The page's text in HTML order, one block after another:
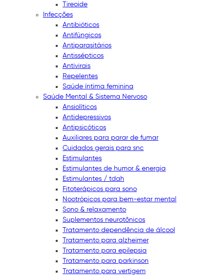
Tireoide
Infecções
Antibióticos
Antifúngicos
Antiparasitários
Antissépticos
Antivirais
Repelentes
Saúde íntima feminina
Saúde Mental & Sistema Nervoso
Ansiolíticos
Antidepressivos
Antipsicóticos
Auxiliares para parar de fumar
Cuidados gerais para snc
Estimulantes
Estimulantes de humor & energia
Estimulantes / tdah
Fitoterápicos para sono
Nootrópicos para bem-estar mental
Sono & relaxamento
Suplementos neurotônicos
Tratamento dependência de álcool
Tratamento para alzheimer
Tratamento para epilepsia
Tratamento para parkinson
Tratamento para vertigem